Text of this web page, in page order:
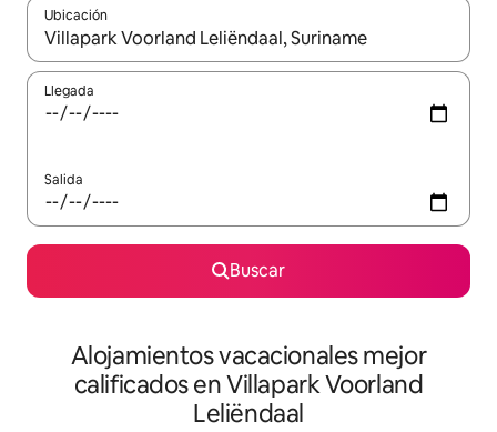
Ubicación
Cuando los resultados estén disponibles, podrás navegar
Llegada
Salida
Buscar
Alojamientos vacacionales mejor
calificados en Villapark Voorland
Leliëndaal